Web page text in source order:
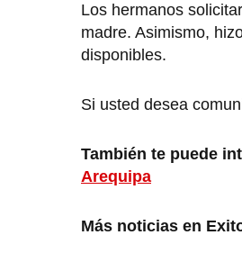
Los hermanos
madre. Asimismo,
disponibles.
Si usted desea
También te puede
Arequipa
Más noticias en